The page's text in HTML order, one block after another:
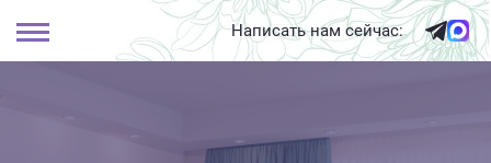
Написать нам сейчас: